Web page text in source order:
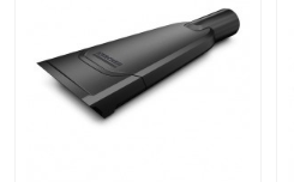
Zemin Temizlik Makine Parçaları
Kimyasallar Deterjanlar